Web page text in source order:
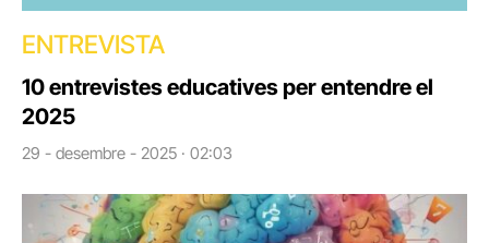
ENTREVISTA
10 entrevistes educatives per entendre el
2025
29 - desembre - 2025 · 02:03